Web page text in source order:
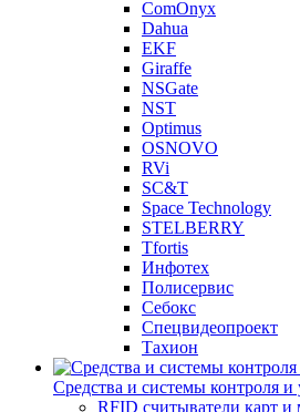
ComOnyx
Dahua
EKF
Giraffe
NSGate
NST
Optimus
OSNOVO
RVi
SC&T
Space Technology
STELBERRY
Tfortis
Инфотех
Полисервис
Себокс
Спецвидеопроект
Тахион
Средства и системы контроля
RFID считыватели карт и